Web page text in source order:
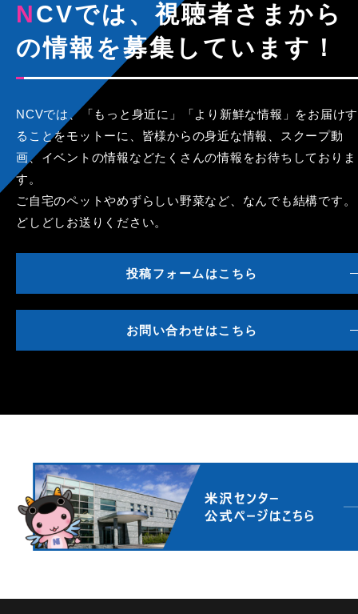
NCVでは、視聴者さまから
の情報を募集しています！
NCVでは、「もっと身近に」「より新鮮な情報」をお届けす
ることをモットーに、皆様からの身近な情報、スクープ動
画、イベントの情報などたくさんの情報をお待ちしておりま
す。
ご自宅のペットやめずらしい野菜など、なんでも結構です。
どしどしお送りください。
投稿フォームはこちら
お問い合わせはこちら